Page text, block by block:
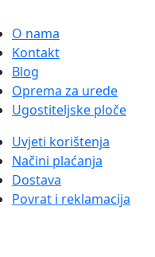
O nama
Kontakt
Blog
Oprema za urede
Ugostiteljske ploče
Uvjeti korištenja
Načini plaćanja
Dostava
Povrat i reklamacija